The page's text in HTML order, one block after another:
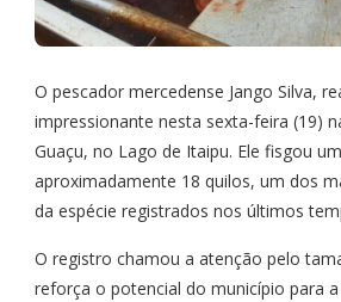
O pescador mercedense Jango Silva,
impressionante nesta sexta-feira (19)
Guaçu, no Lago de Itaipu. Ele fisgou
aproximadamente 18 quilos, um dos
da espécie registrados nos últimos
O registro chamou a atenção pelo
reforça o potencial do município para